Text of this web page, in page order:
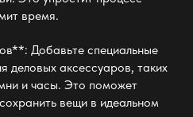
время.
Добавьте специальные
деловых аксессуаров, таких
и часы. Это поможет
вещи в идеальном